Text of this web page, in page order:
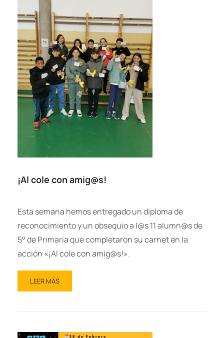
¡Al cole con amig@s!
Esta semana hemos entregado un diploma de
reconocimiento y un obsequio a l@s 11 alumn@s de
5° de Primaria que completaron su carnet en la
acción «¡Al cole con amig@s!».
LEER MÁS